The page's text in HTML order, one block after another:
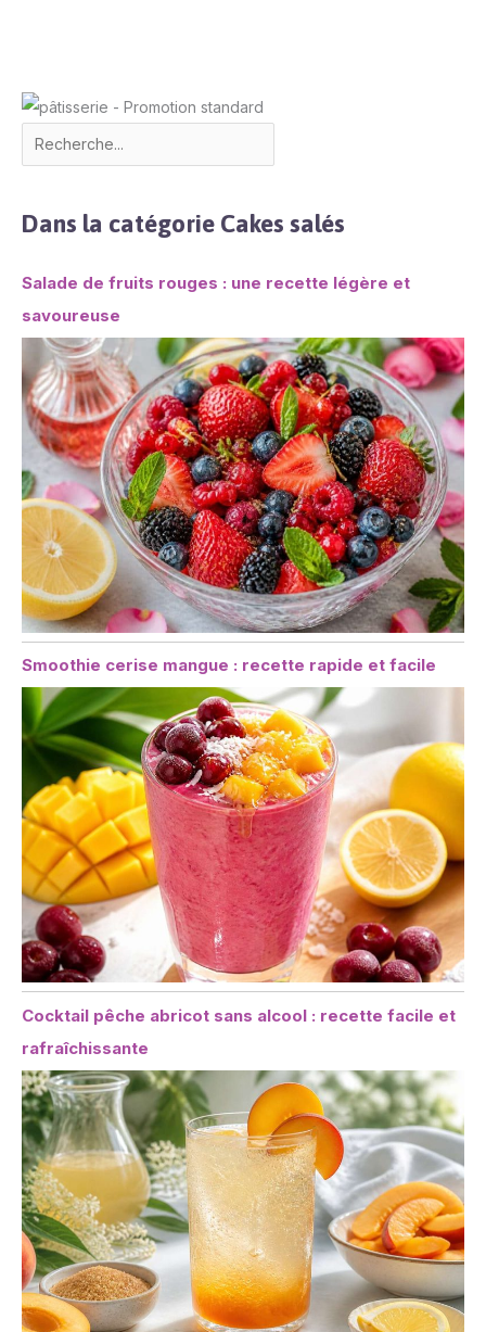
Dans la catégorie Cakes salés
Salade de fruits rouges : une recette légère et
savoureuse
Smoothie cerise mangue : recette rapide et facile
Cocktail pêche abricot sans alcool : recette facile et
rafraîchissante